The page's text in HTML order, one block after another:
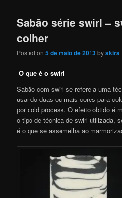
Sabão série swirl –
colher
Posted on5 de maio de 2013byakira
O que é o swirl
Sabão com swirl se refere a uma
usando duas ou mais cores para
por cold process. O efeito obtido é
o tipo de técnica de swirl utilizada,
é o que se assemelha ao